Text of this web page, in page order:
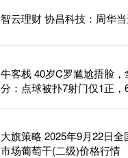
智云理财 协昌科技：周华
牛客栈 40岁C罗尴尬捂脸
分：点球被扑7射门仅1正，
大旗策略 2025年9月22日
市场葡萄干(二级)价格行情